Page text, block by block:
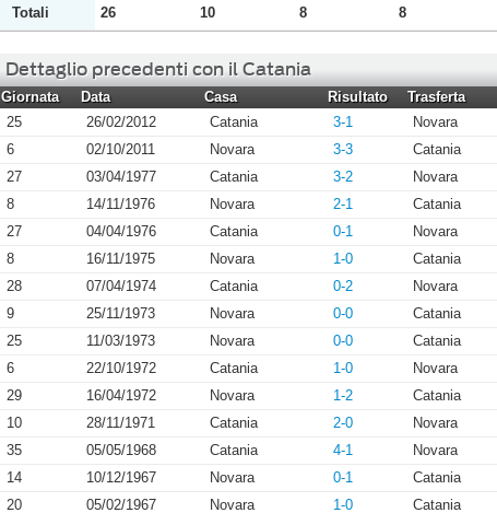
Totali
26 10 8 8
Dettaglio precedenti con il Catania
Giornata Data Casa Risultato Trasferta
25
26/02/2012 Catania 3-1 Novara
6
02/10/2011 Novara 3-3 Catania
27
03/04/1977 Catania 3-2 Novara
8
14/11/1976 Novara 2-1
Catania
27
04/04/1976 Catania 0-1 Novara
8
16/11/1975 Novara 1-0 Catania
28
07/04/1974 Catania 0-2 Novara
9
25/11/1973 Novara 0-0 Catania
25
11/03/1973 Novara 0-0 Catania
6
22/10/1972 Catania 1-0 Novara
29
16/04/1972 Novara 1-2 Catania
10
28/11/1971 Catania 2-0 Novara
35
05/05/1968 Catania 4-1 Novara
14
10/12/1967 Novara 0-1 Catania
20
05/02/1967 Novara 1-0 Catania